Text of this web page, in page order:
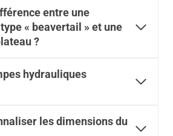
entre une
« beavertail » et une
?
hydrauliques
les dimensions du